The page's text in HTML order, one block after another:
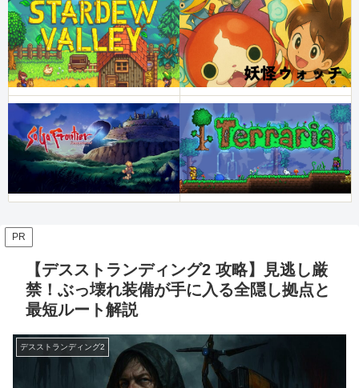
PR
【デスストランディング2 攻略】見逃し厳
禁！ぶっ壊れ装備が手に入る全隠し拠点と
最短ルート解説
デスストランディング2